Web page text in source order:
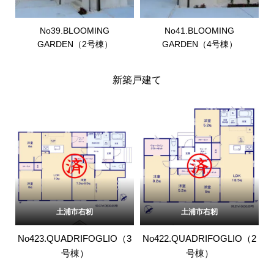
No39.BLOOMING
GARDEN（2号棟）
No41.BLOOMING
GARDEN（4号棟）
新築戸建て
土浦市右籾
No423.QUADRIFOGLIO（3
号棟）
土浦市右籾
No422.QUADRIFOGLIO（2
号棟）